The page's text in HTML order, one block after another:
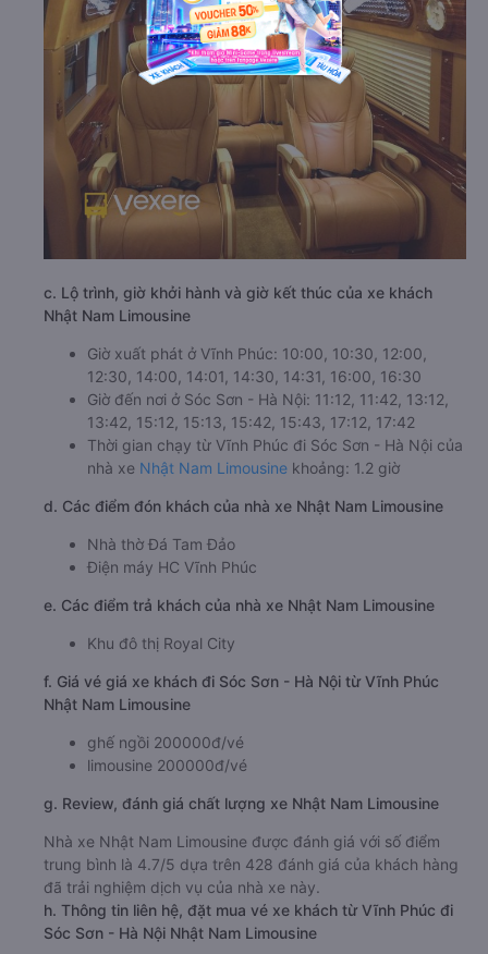
c. Lộ trình, giờ khởi hành và giờ kết thúc của xe khách
Nhật Nam Limousine
Giờ xuất phát ở Vĩnh Phúc: 10:00, 10:30, 12:00,
12:30, 14:00, 14:01, 14:30, 14:31, 16:00, 16:30
Giờ đến nơi ở Sóc Sơn - Hà Nội: 11:12, 11:42, 13:12,
13:42, 15:12, 15:13, 15:42, 15:43, 17:12, 17:42
Thời gian chạy từ Vĩnh Phúc đi Sóc Sơn - Hà Nội của
nhà xe Nhật Nam Limousine khoảng: 1.2 giờ
d. Các điểm đón khách của nhà xe Nhật Nam Limousine
Nhà thờ Đá Tam Đảo
Điện máy HC Vĩnh Phúc
e. Các điểm trả khách của nhà xe Nhật Nam Limousine
Khu đô thị Royal City
f. Giá vé giá xe khách đi Sóc Sơn - Hà Nội từ Vĩnh Phúc
Nhật Nam Limousine
ghế ngồi 200000đ/vé
limousine 200000đ/vé
g. Review, đánh giá chất lượng xe Nhật Nam Limousine
Nhà xe Nhật Nam Limousine được đánh giá với số điểm
trung bình là 4.7/5 dựa trên 428 đánh giá của khách hàng
đã trải nghiệm dịch vụ của nhà xe này.
h. Thông tin liên hệ, đặt mua vé xe khách từ Vĩnh Phúc đi
Sóc Sơn - Hà Nội Nhật Nam Limousine